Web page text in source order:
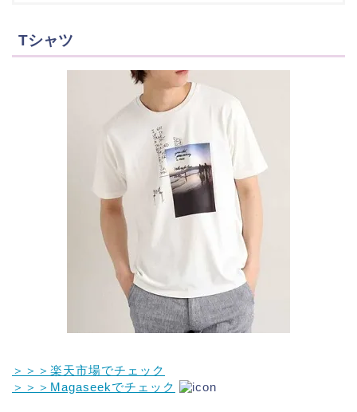
Tシャツ
＞＞＞楽天市場でチェック
＞＞＞Magaseekでチェック